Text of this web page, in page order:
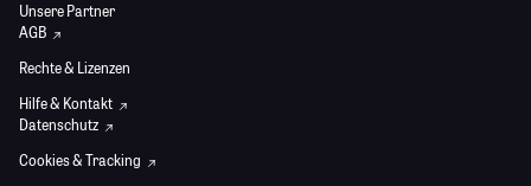
Unsere Partner
AGB
Rechte & Lizenzen
Hilfe & Kontakt
Datenschutz
Cookies & Tracking